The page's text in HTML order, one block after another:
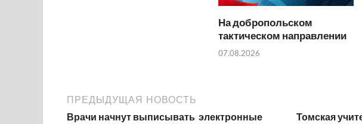
На добропольском
тактическом направлении
07.08.2026
ПРЕДЫДУЩАЯ НОВОСТЬ
Врачи начнут выписывать электронные
Томская